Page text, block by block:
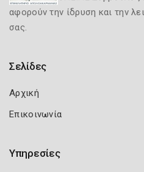
αφορούν την ίδρυση και την
σας.
Σελίδες
Αρχική
Επικοινωνία
Υπηρεσίες